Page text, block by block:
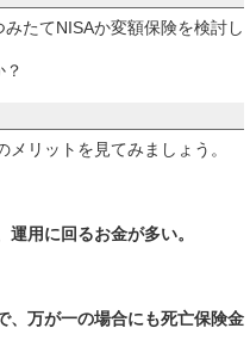
たてNISAか変額保険を検討し
？
リットを見てみましょう。
用に回るお金が多い。
、万が一の場合にも死亡保険金